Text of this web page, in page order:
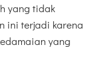
yang tidak
ini terjadi karena
yang